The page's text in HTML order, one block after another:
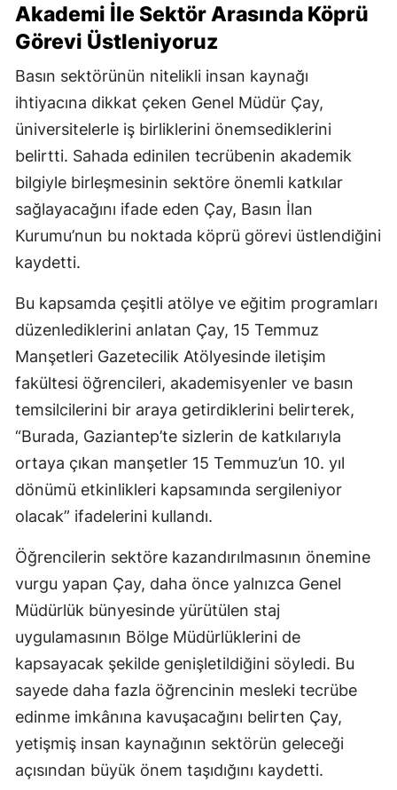
Akademi İle Sektör Arasında Köprü
Görevi Üstleniyoruz
Basın sektörünün nitelikli insan kaynağı
ihtiyacına dikkat çeken Genel Müdür Çay,
üniversitelerle iş birliklerini önemsediklerini
belirtti. Sahada edinilen tecrübenin akademik
bilgiyle birleşmesinin sektöre önemli katkılar
sağlayacağını ifade eden Çay, Basın İlan
Kurumu’nun bu noktada köprü görevi üstlendiğini
kaydetti.
Bu kapsamda çeşitli atölye ve eğitim programları
düzenlediklerini anlatan Çay, 15 Temmuz
Manşetleri Gazetecilik Atölyesinde iletişim
fakültesi öğrencileri, akademisyenler ve basın
temsilcilerini bir araya getirdiklerini belirterek,
“Burada, Gaziantep’te sizlerin de katkılarıyla
ortaya çıkan manşetler 15 Temmuz’un 10. yıl
dönümü etkinlikleri kapsamında sergileniyor
olacak” ifadelerini kullandı.
Öğrencilerin sektöre kazandırılmasının önemine
vurgu yapan Çay, daha önce yalnızca Genel
Müdürlük bünyesinde yürütülen staj
uygulamasının Bölge Müdürlüklerini de
kapsayacak şekilde genişletildiğini söyledi. Bu
sayede daha fazla öğrencinin mesleki tecrübe
edinme imkânına kavuşacağını belirten Çay,
yetişmiş insan kaynağının sektörün geleceği
açısından büyük önem taşıdığını kaydetti.